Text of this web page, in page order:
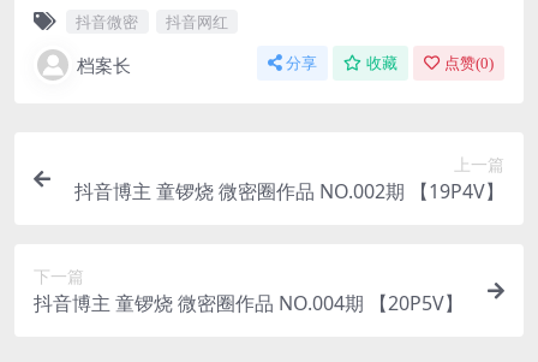
抖音微密 抖音网红
档案长 分享 收藏 点赞(0)
上一篇
抖音博主 童锣烧 微密圈作品 NO.002期 【19P4V】
下一篇
抖音博主 童锣烧 微密圈作品 NO.004期 【20P5V】